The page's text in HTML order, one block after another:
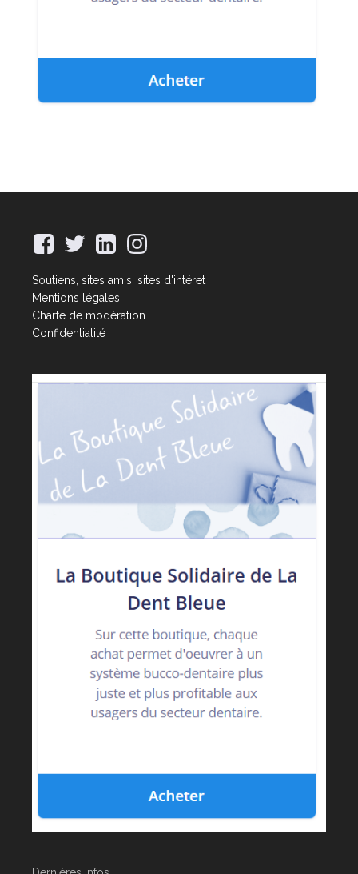
Soutiens, sites amis, sites d'intéret
Mentions légales
Charte de modération
Confidentialité